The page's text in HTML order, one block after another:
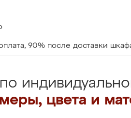
90% после доставки
цвета и